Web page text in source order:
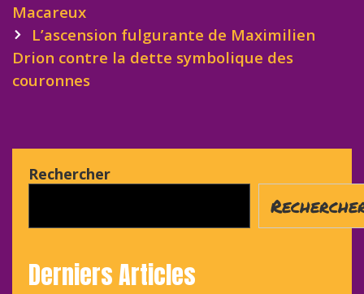
Macareux
L’ascension fulgurante de Maximilien
Drion contre la dette symbolique des
couronnes
Rechercher
Derniers Articles